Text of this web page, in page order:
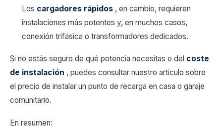
Los cargadores rápidos , en cambio, requieren
instalaciones más potentes y, en muchos casos,
conexión trifásica o transformadores dedicados.
Si no estás seguro de qué potencia necesitas o del coste
de instalación , puedes consultar nuestro artículo sobre
el precio de instalar un punto de recarga en casa o garaje
comunitario.
En resumen: